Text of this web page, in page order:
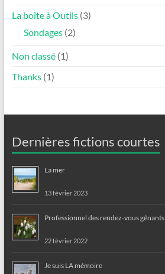
La boîte à Outils(3)
Sondages(2)
Non classé(1)
Thanks(1)
Dernières fictions courtes
La mer
13 février 2023
Professionnel des rendez-vous gênants
22 février 2022
Je suis LA mémoire